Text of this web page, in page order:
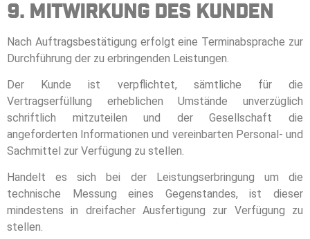
9. Mitwirkung des Kunden
Nach Auftragsbestätigung erfolgt eine Terminabsprache zur
Durchführung der zu erbringenden Leistungen.
Der Kunde ist verpflichtet, sämtliche für die
Vertragserfüllung erheblichen Umstände unverzüglich
schriftlich mitzuteilen und der Gesellschaft die
angeforderten Informationen und vereinbarten Personal- und
Sachmittel zur Verfügung zu stellen.
Handelt es sich bei der Leistungserbringung um die
technische Messung eines Gegenstandes, ist dieser
mindestens in dreifacher Ausfertigung zur Verfügung zu
stellen.